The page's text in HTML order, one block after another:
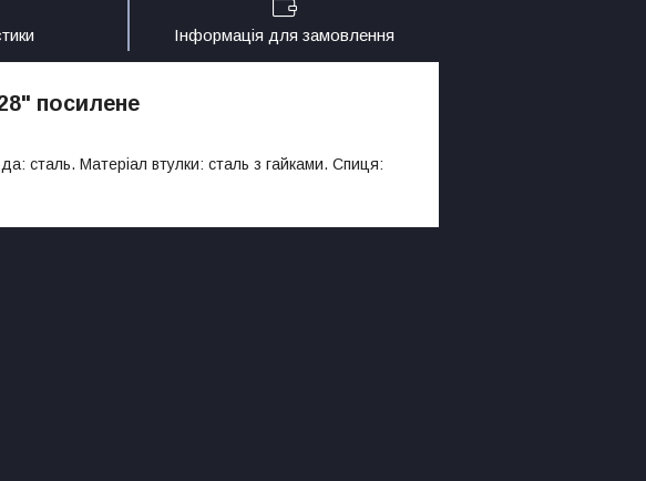
Інформація для замовлення
посилене
сталь. Матеріал втулки: сталь з гайками. Спиця: